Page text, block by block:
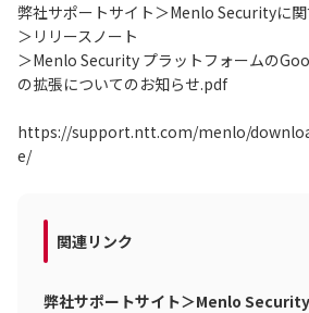
弊社サポートサイト＞Menlo Securityに
＞リリースノート
＞Menlo Security プラットフォームの
の拡張についてのお知らせ.pdf
https://support.ntt.com/menlo/
e/
関連リンク
弊社サポートサイト＞Menlo